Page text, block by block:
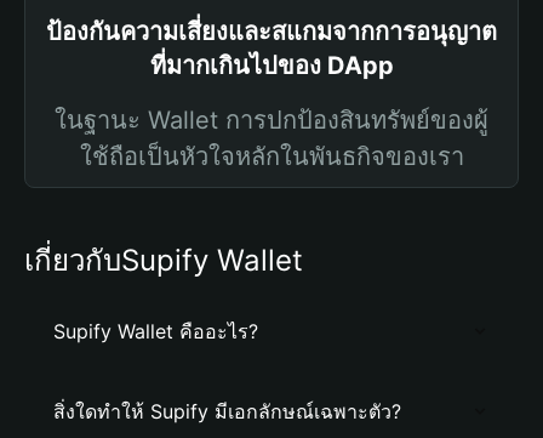
ป้องกันความเสี่ยงและสแกมจากการอนุญาต
ที่มากเกินไปของ DApp
ในฐานะ Wallet การปกป้องสินทรัพย์ของผู้
ใช้ถือเป็นหัวใจหลักในพันธกิจของเรา
เกี่ยวกับSupify Wallet
Supify Wallet คืออะไร?
สิ่งใดทำให้ Supify มีเอกลักษณ์เฉพาะตัว?